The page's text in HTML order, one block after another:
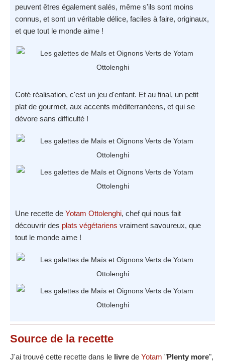
peuvent êtres également salés, même s'ils sont moins
connus, et sont un véritable délice, faciles à faire, originaux,
et que tout le monde aime !
Coté réalisation, c'est un jeu d'enfant. Et au final, un petit
plat de gourmet, aux accents méditerranéens, et qui se
dévore sans difficulté !
Une recette de Yotam Ottolenghi, chef qui nous fait
découvrir des plats végétariens vraiment savoureux, que
tout le monde aime !
Source de la recette
J'ai trouvé cette recette dans le livre de Yotam "Plenty more",